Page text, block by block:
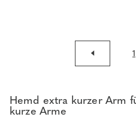
1
Hemd extra kurzer Arm
kurze Arme